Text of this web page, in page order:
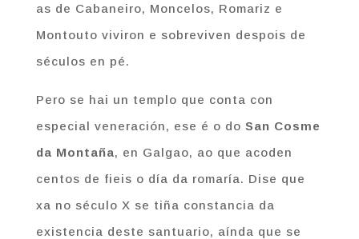
as de Cabaneiro, Moncelos, Romariz e
Montouto viviron e sobreviven despois de
séculos en pé.
Pero se hai un templo que conta con
especial veneración, ese é o do San Cosme
da Montaña, en Galgao, ao que acoden
centos de fieis o día da romaría. Dise que
xa no século X se tiña constancia da
existencia deste santuario, aínda que se